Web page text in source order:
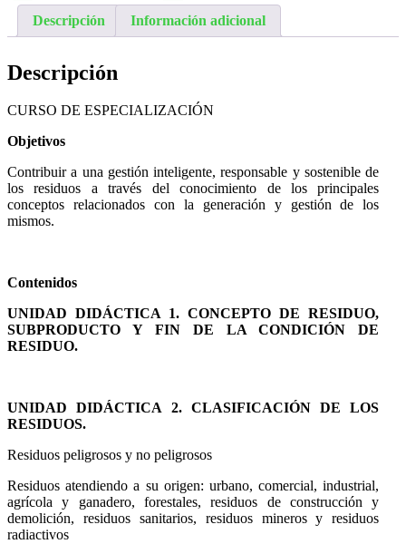
Descripción
Información adicional
Descripción
CURSO DE ESPECIALIZACIÓN
Objetivos
Contribuir a una gestión inteligente, responsable y sostenible de
los residuos a través del conocimiento de los principales
conceptos relacionados con la generación y gestión de los
mismos.
Contenidos
UNIDAD DIDÁCTICA 1. CONCEPTO DE RESIDUO,
SUBPRODUCTO Y FIN DE LA CONDICIÓN DE
RESIDUO.
UNIDAD DIDÁCTICA 2. CLASIFICACIÓN DE LOS
RESIDUOS.
Residuos peligrosos y no peligrosos
Residuos atendiendo a su origen: urbano, comercial, industrial,
agrícola y ganadero, forestales, residuos de construcción y
demolición, residuos sanitarios, residuos mineros y residuos
radiactivos